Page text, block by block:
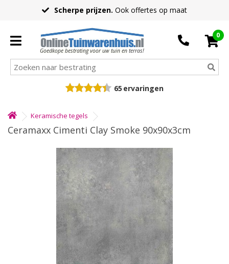
Scherpe prijzen. Ook offertes op maat
Goedkope bestrating voor uw tuin en terras!
0
65 ervaringen
Keramische tegels
Ceramaxx Cimenti Clay Smoke 90x90x3cm